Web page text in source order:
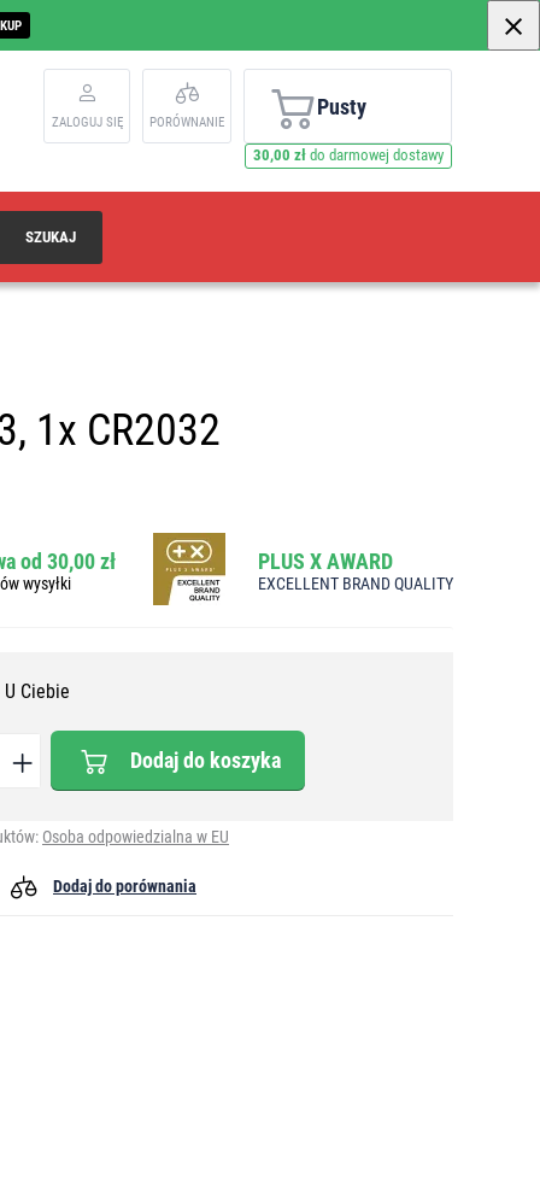
ZALOGUJ SIĘ PORÓWNANIE
Pusty
30,00 złdo darmowej dostawy
SZUKAJ
1x CR2032
od 30,00 zł
wysyłki
PLUS X AWARD
EXCELLENT BRAND QUALITY
Ciebie
Dodaj do koszyka
Osoba odpowiedzialna w EU
Dodaj do porównania